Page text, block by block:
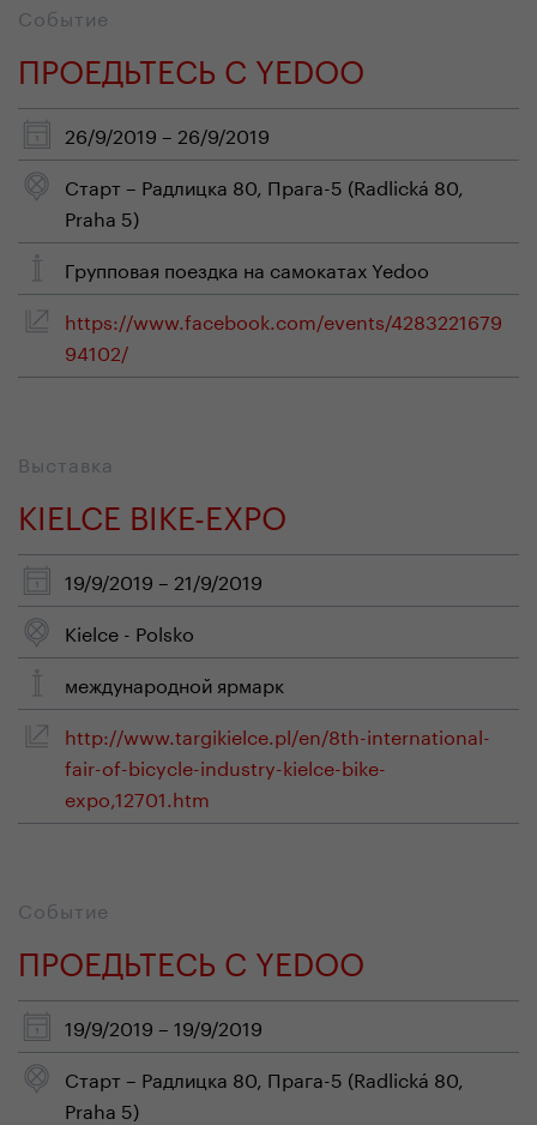
Событие
ПРОЕДЬТЕСЬ С YEDOO
26/9/2019 – 26/9/2019
Старт – Радлицка 80, Прага-5 (Radlická 80,
Praha 5)
Групповая поездка на самокатах Yedoo
https://www.facebook.com/events/4283221679
94102/
Выставка
KIELCE BIKE-EXPO
19/9/2019 – 21/9/2019
Kielce - Polsko
международной ярмарк
http://www.targikielce.pl/en/8th-international-
fair-of-bicycle-industry-kielce-bike-
expo,12701.htm
Событие
ПРОЕДЬТЕСЬ С YEDOO
19/9/2019 – 19/9/2019
Старт – Радлицка 80, Прага-5 (Radlická 80,
Praha 5)